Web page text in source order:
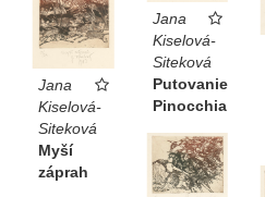
Jana
Kiselová-
Siteková
Myší
záprah
Jana
Kiselová-
Siteková
Putovanie
Pinocchia